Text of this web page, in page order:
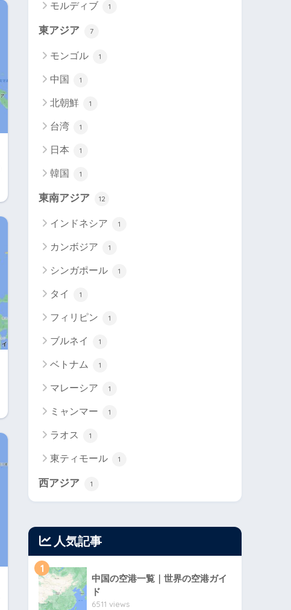
モルディブ 1
東アジア 7
モンゴル 1
中国 1
北朝鮮 1
台湾 1
日本 1
韓国 1
東南アジア 12
インドネシア 1
カンボジア 1
シンガポール 1
タイ 1
フィリピン 1
ブルネイ 1
ベトナム 1
マレーシア 1
ミャンマー 1
ラオス 1
東ティモール 1
西アジア 1
人気記事
1
中国の空港一覧｜世界の空港ガイ
ド
6511 views